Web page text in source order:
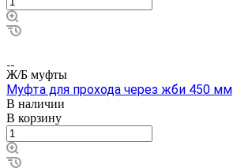
Ж/Б муфты
Муфта для прохода через жби 450 мм
В наличии
В корзину